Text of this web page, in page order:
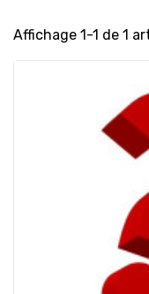
Affichage 1-1 de 1